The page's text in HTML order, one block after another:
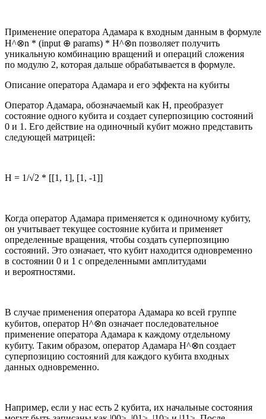
Применение оператора Адамара к входным данным в формуле
H^⊗n * (input ⊕ params) * H^⊗n позволяет получить
уникальную комбинацию вращений и операций сложения
по модулю 2, которая дальше обрабатывается в формуле.
Описание оператора Адамара и его эффекта на кубиты
Оператор Адамара, обозначаемый как H, преобразует
состояние одного кубита и создает суперпозицию состояний
0 и 1. Его действие на одиночный кубит можно представить
следующей матрицей:
H = 1/√2 * [[1, 1], [1, -1]]
Когда оператор Адамара применяется к одиночному кубиту,
он учитывает текущее состояние кубита и применяет
определенные вращения, чтобы создать суперпозицию
состояний. Это означает, что кубит находится одновременно
в состоянии 0 и 1 с определенными амплитудами
и вероятностями.
В случае применения оператора Адамара ко всей группе
кубитов, оператор H^⊗n означает последовательное
применение оператора Адамара к каждому отдельному
кубиту. Таким образом, оператор Адамара H^⊗n создает
суперпозицию состояний для каждого кубита входных
данных одновременно.
Например, если у нас есть 2 кубита, их начальные состояния